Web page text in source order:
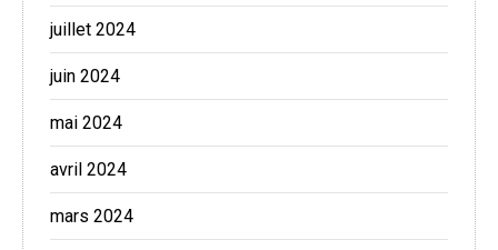
juillet 2024
juin 2024
mai 2024
avril 2024
mars 2024